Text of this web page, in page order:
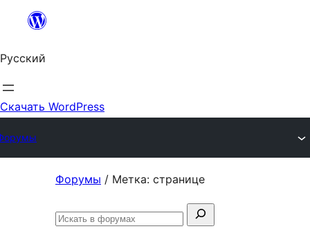
Перейти
содержимому
Русский
Скачать WordPress
содержимому
Форумы / Метка: странице
Поиск:
Искать